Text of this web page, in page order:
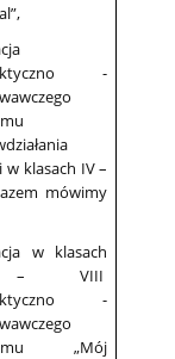
-
w klasach IV –
mówimy
w klasach
VIII
-
„Mój